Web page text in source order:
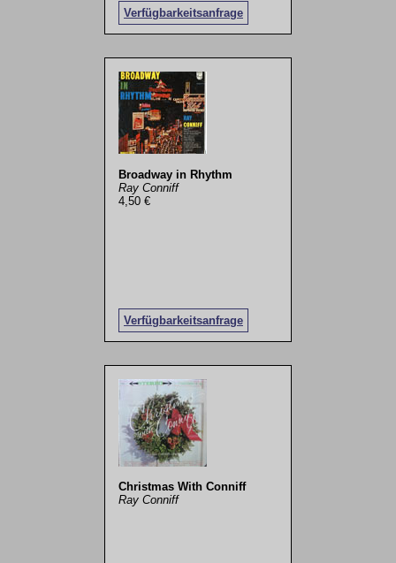
Verfügbarkeitsanfrage
Broadway in Rhythm
Ray Conniff
4,50 €
Verfügbarkeitsanfrage
Christmas With Conniff
Ray Conniff